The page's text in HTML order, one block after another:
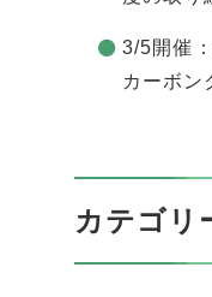
3/5開催
カーボン
カテゴリ